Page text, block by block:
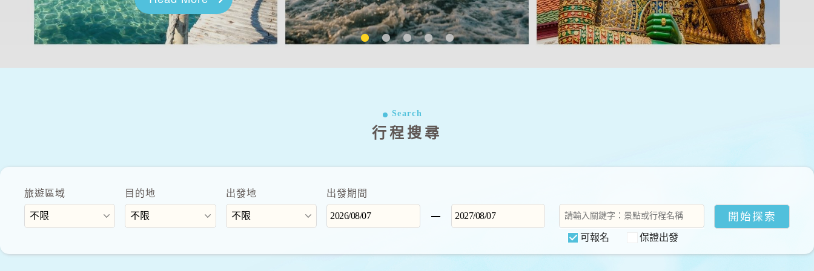
Search
行程搜尋
旅遊區域 目的地 出發地 出發期間
可報名 保證出發